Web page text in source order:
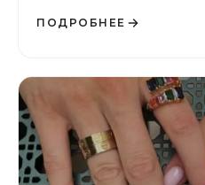
ПОДРОБНЕЕ